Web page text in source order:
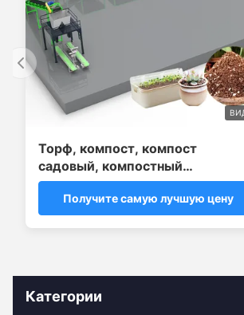
Торф, компост, компост
садовый, компостный
смеситель, завод по
переработке садовых почв
Получите самую лучшую цену
Категории